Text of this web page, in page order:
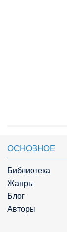
ОСНОВНОЕ
Библиотека
Жанры
Блог
Авторы